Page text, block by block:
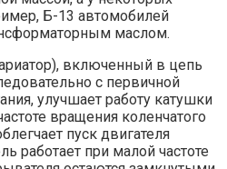
Б-13 автомобилей
маслом.
включенный в цепь
с первичной
улучшает работу катушки
вращения коленчатого
пуск двигателя
работает при малой частоте